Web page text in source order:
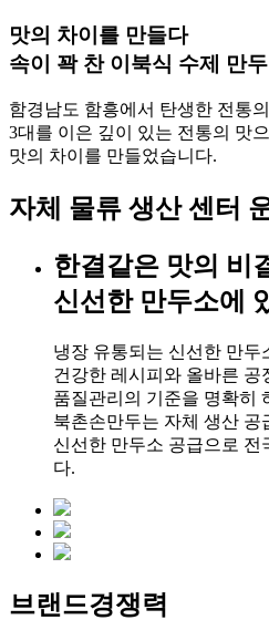
맛의 차이를 만들다
속이 꽉 찬 이북식 수제 만두
함경남도 함흥에서 탄생한 전통
3대를 이은 깊이 있는 전통의 맛
맛의 차이를 만들었습니다.
자체 물류 생산 센터
한결같은 맛의 비
신선한 만두소에
냉장 유통되는 신선한 만두
건강한 레시피와 올바른 공
품질관리의 기준을 명확히
북촌손만두는 자체 생산 공
신선한 만두소 공급으로 전
다.
브랜드경쟁력